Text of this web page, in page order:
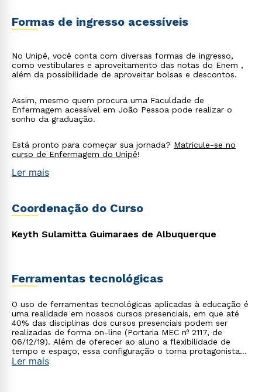
Formas de ingresso acessíveis
No Unipê, você conta com diversas formas de ingresso,
como vestibulares e aproveitamento das notas do Enem ,
além da possibilidade de aproveitar bolsas e descontos.
Assim, mesmo quem procura uma Faculdade de
Enfermagem acessível em João Pessoa pode realizar o
sonho da graduação.
Está pronto para começar sua jornada? Matricule-se no
curso de Enfermagem do Unipê!
Ler mais
Coordenação do Curso
Keyth Sulamitta Guimaraes de Albuquerque
Ferramentas tecnológicas
O uso de ferramentas tecnológicas aplicadas à educação é
uma realidade em nossos cursos presenciais, em que até
40% das disciplinas dos cursos presenciais podem ser
realizadas de forma on-line (Portaria MEC nº 2117, de
06/12/19). Além de oferecer ao aluno a flexibilidade de
tempo e espaço, essa configuração o torna protagonista
no processo de construção do seu conhecimento.
Ler mais
autorizo que meus dados sejam utilizados para o
envio de conteúdos da Cruzeiro do Sul.